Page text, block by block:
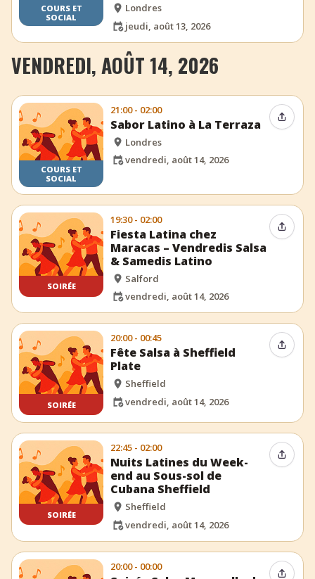
COURS ET
SOCIAL
Londres
jeudi, août 13, 2026
VENDREDI, AOÛT 14, 2026
COURS ET
SOCIAL
21:00 - 02:00
Sabor Latino à La Terraza
Londres
vendredi, août 14, 2026
SOIRÉE
19:30 - 02:00
Fiesta Latina chez
Maracas – Vendredis Salsa
& Samedis Latino
Salford
vendredi, août 14, 2026
SOIRÉE
20:00 - 00:45
Fête Salsa à Sheffield
Plate
Sheffield
vendredi, août 14, 2026
SOIRÉE
22:45 - 02:00
Nuits Latines du Week-
end au Sous-sol de
Cubana Sheffield
Sheffield
vendredi, août 14, 2026
20:00 - 00:00